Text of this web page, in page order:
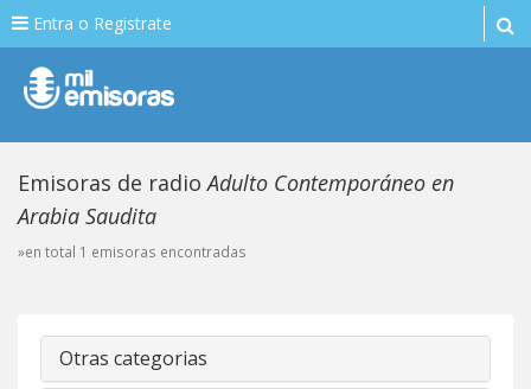
Entra o Registrate
Emisoras de radioAdulto Contemporáneo en
Arabia Saudita
»en total 1 emisoras encontradas
Otras categorias